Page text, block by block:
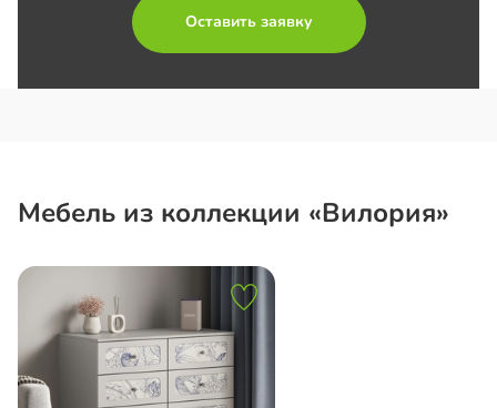
Оставить заявку
Мебель из коллекции «Вилория»